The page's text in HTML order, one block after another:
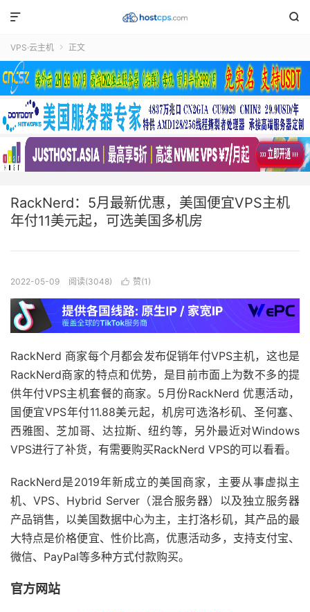


VPS·云主机  正文
RackNerd：5月最新优惠，美国便宜VPS主机
年付11美元起，可选美国多机房
2022-05-09 阅读(3048)  赞(1 )
RackNerd 商家每个月都会发布促销年付VPS主机，这也是
RackNerd商家的特点和优势，是目前市面上为数不多的提
供年付VPS主机套餐的商家。5月份RackNerd 优惠活动，
国便宜VPS年付11.88美元起，机房可选洛杉矶、圣何塞、
西雅图、芝加哥、达拉斯、纽约等，另外最近对Windows
VPS进行了补货，有需要购买RackNerd VPS的可以看看。
RackNerd是2019年新成立的美国商家，主要从事虚拟主
机、VPS、Hybrid Server（混合服务器）以及独立服务器
产品销售，以美国数据中心为主，主打洛杉矶，其产品的最
大特点是价格便宜、性价比高，优惠活动多，支持支付宝、
微信、PayPal等多种方式付款购买。
官方网站